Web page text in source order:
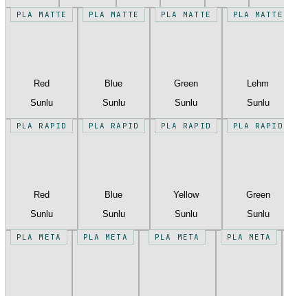
PLA MATTE
Red
Sunlu
PLA MATTE
Blue
Sunlu
PLA MATTE
Green
Sunlu
PLA MATTE
Lehm
Sunlu
PLA RAPID
Red
Sunlu
PLA RAPID
Blue
Sunlu
PLA RAPID
Yellow
Sunlu
PLA RAPID
Green
Sunlu
PLA META PLA META PLA META PLA META